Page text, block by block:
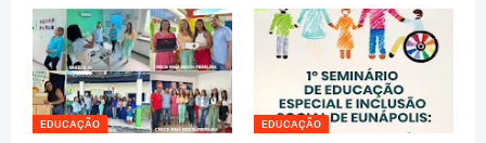
EDUCAÇÃO EDUCAÇÃO